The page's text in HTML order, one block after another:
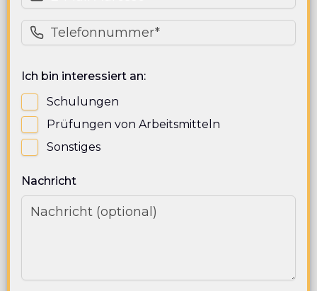
Ich bin interessiert an:
Schulungen
Prüfungen von Arbeitsmitteln
Sonstiges
Nachricht